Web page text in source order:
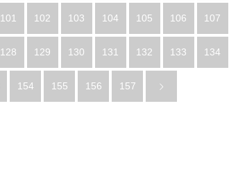
101 102 103 104 105 106 107
128 129 130 131 132 133 134
154 155 156 157